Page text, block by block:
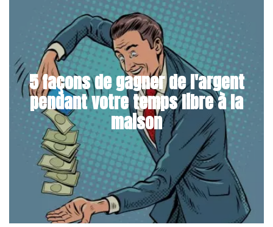
5 façons de gagner de l'argent
pendant votre temps libre à la
maison